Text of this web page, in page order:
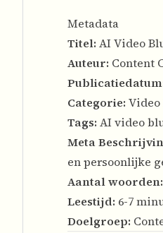
Metadata
Titel: AI Video
Auteur: Content
Categorie:
Tags: AI video
Meta
en persoonlijke
Aantal woorden:
Leestijd: 6-7
Doelgroep: